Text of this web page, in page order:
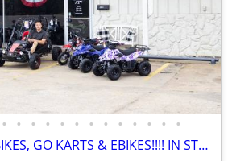
• • • • • • • • • • • • •
4 WHEELERS, DIRT BIKES, GO KARTS & EBIKES!!!! IN STOCK NOW!!!